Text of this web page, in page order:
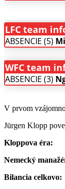
LFC team
ABSENCIE (5)
WFC team
ABSENCIE (3)
V prvom
Jürgen Klopp
Kloppova éra:
Nemecký
Bilancia celkovo: